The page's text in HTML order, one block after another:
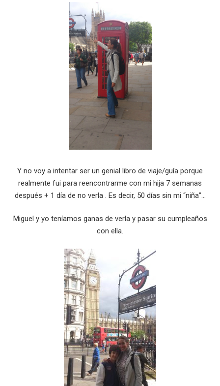
Y no voy a intentar ser un genial libro de viaje/guía porque
realmente fui para reencontrarme con mi hija 7 semanas
después + 1 día de no verla . Es decir, 50 días sin mi “niña”…
Miguel y yo teníamos ganas de verla y pasar su cumpleaños
con ella.